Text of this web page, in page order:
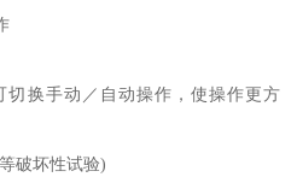
换手动／自动操作，使操作更方
破坏性试验)